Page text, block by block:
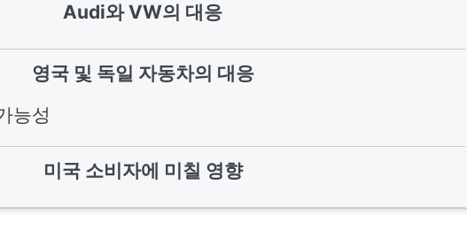
Audi와 VW의 대응
영국 및 독일 자동차의 대응
능성
미국 소비자에 미칠 영향